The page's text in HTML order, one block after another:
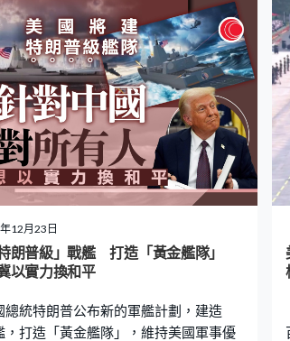
軍機當時正運送燒傷傷者到美國接受治
事發時有濃霧，能見度極低，當局正調
12月23日
朗普級」戰艦 打造「黃金艦隊」
以實力換和平
總統特朗普公布新的軍艦計劃，建造
，打造「黃金艦隊」，維持美國軍事優